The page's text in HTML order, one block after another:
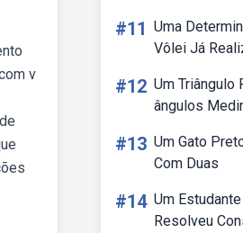
v
#11 Uma
Vôlei Já
#12 Um Triângulo
ângulos
#13 Um Gato
Com Duas
#14 Um
Resolveu